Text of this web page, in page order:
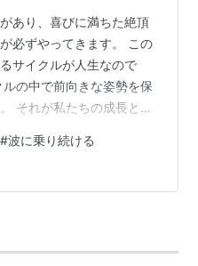
あり、喜びに満ちた絶頂
必ずやってきます。 この
サイクルが人生なので
の中で前向きな姿勢を保
それが私たちの成長と学
るのではなく、冷静に受
ことが大切です。 そうし
揮し、新たな成長の機会
ことで、新しい可能性や
には試練を避…
#波に乗り続ける